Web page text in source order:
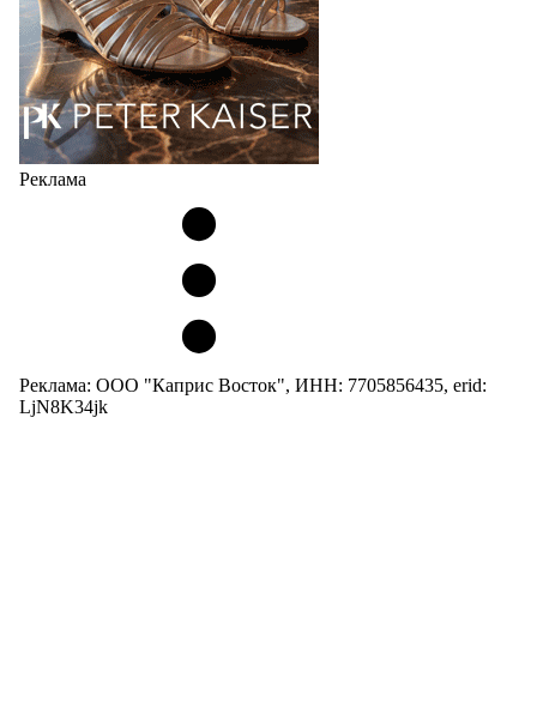
Реклама
Реклама: ООО "Каприс Восток", ИНН: 7705856435, erid:
LjN8K34jk